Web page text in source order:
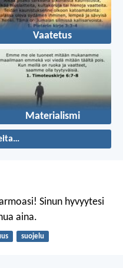
Vaatetus
Materialismi
Sinun hyvyytesi
aina.
suojelu